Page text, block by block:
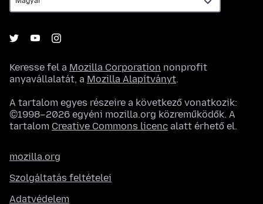
Keresse fel a Mozilla Corporation nonprofit
anyavállalatát, a Mozilla Alapítványt.
A tartalom egyes részeire a következő vonatkozik:
©1998–2026 egyéni mozilla.org közreműködők. A
tartalom Creative Commons licenc alatt érhető el.
mozilla.org
Szolgáltatás feltételei
Adatvédelem